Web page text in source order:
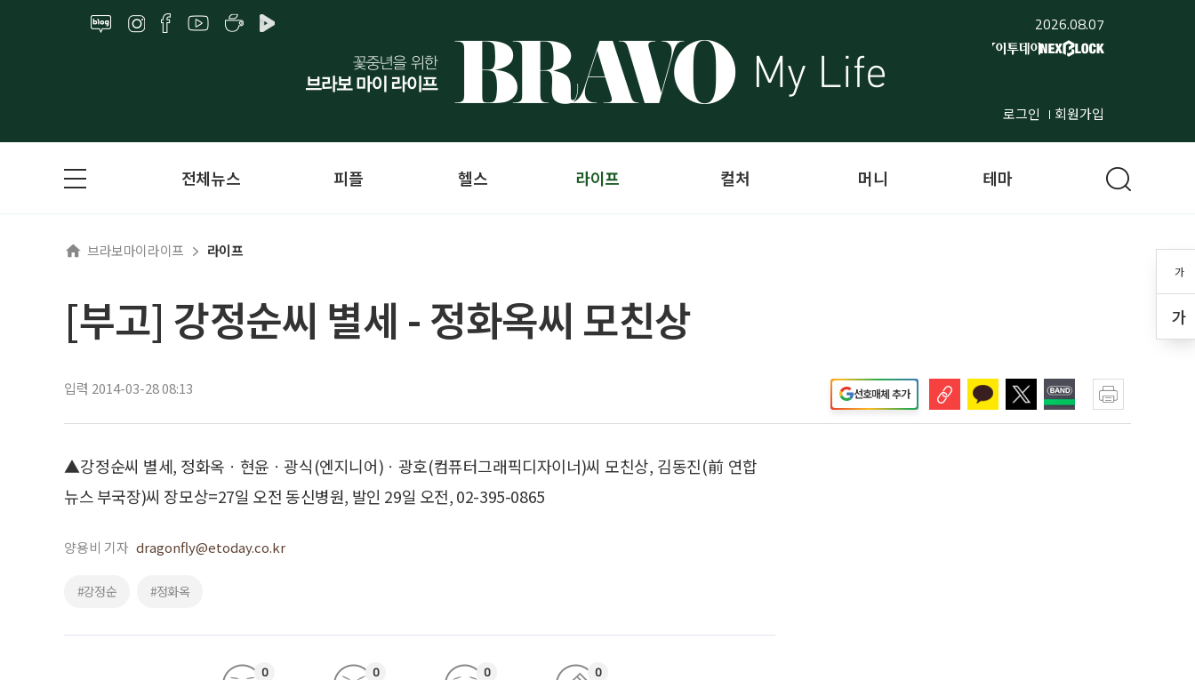
2026.08.07
로그인 회원가입
가
가
전체뉴스 피플 헬스 라이프 컬처 머니 테마
브라보마이라이프 라이프
[부고] 강정순씨 별세 - 정화옥씨 모친상
입력 2014-03-28 08:13 선호매체 추가
▲강정순씨 별세, 정화옥ㆍ현윤ㆍ광식(엔지니어)ㆍ광호(컴퓨터그래픽디자이너)씨 모친상, 김동진(前 연합
뉴스 부국장)씨 장모상=27일 오전 동신병원, 발인 29일 오전, 02-395-0865
양용비 기자 dragonfly@etoday.co.kr
#강정순 #정화옥
0 0 0 0